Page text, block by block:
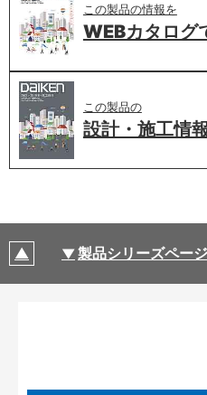
この製品の情報を
WEBカタログ
この製品の
設計・施工情
製品シリーズペー